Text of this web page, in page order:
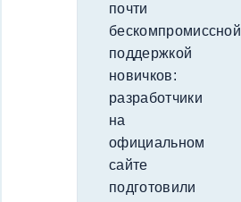
почти
бескомпромиссной
поддержкой
новичков:
разработчики
на
официальном
сайте
подготовили